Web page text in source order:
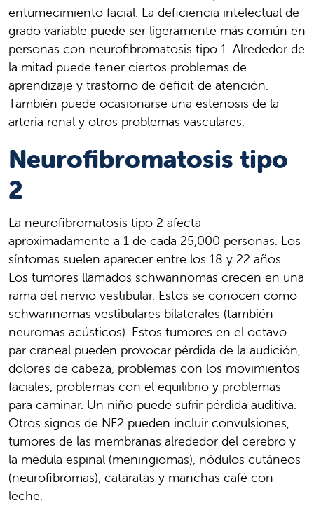
entumecimiento facial. La deficiencia intelectual de
grado variable puede ser ligeramente más común en
personas con neurofibromatosis tipo 1. Alrededor de
la mitad puede tener ciertos problemas de
aprendizaje y trastorno de déficit de atención.
También puede ocasionarse una estenosis de la
arteria renal y otros problemas vasculares.
Neurofibromatosis tipo
2
La neurofibromatosis tipo 2 afecta
aproximadamente a 1 de cada 25,000 personas. Los
síntomas suelen aparecer entre los 18 y 22 años.
Los tumores llamados schwannomas crecen en una
rama del nervio vestibular. Estos se conocen como
schwannomas vestibulares bilaterales (también
neuromas acústicos). Estos tumores en el octavo
par craneal pueden provocar pérdida de la audición,
dolores de cabeza, problemas con los movimientos
faciales, problemas con el equilibrio y problemas
para caminar. Un niño puede sufrir pérdida auditiva.
Otros signos de NF2 pueden incluir convulsiones,
tumores de las membranas alrededor del cerebro y
la médula espinal (meningiomas), nódulos cutáneos
(neurofibromas), cataratas y manchas café con
leche.